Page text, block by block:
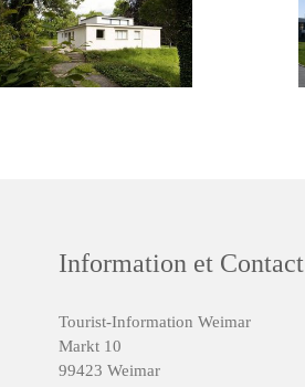
Information et Contact
Tourist-Information Weimar
Markt 10
99423 Weimar